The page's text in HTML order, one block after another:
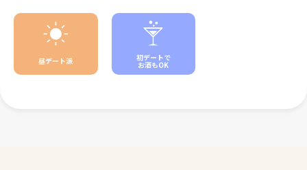
昼デート派 初デートで
お酒もOK